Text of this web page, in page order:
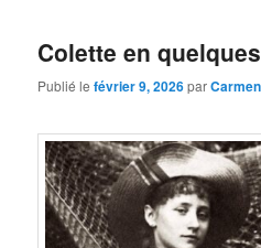
Colette en
Publié lefévrier 9, 2026parCarmen